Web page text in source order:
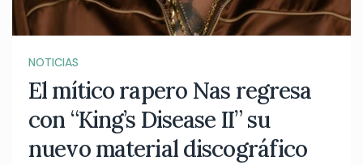
NOTICIAS
El mítico rapero Nas regresa
con “King’s Disease II” su
nuevo material discográfico